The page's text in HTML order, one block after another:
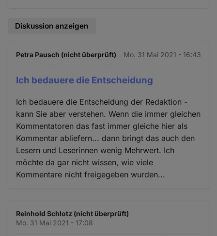
Diskussion anzeigen
Petra Pausch (nicht überprüft) Mo. 31 Mai 2021 - 16:43
Ich bedauere die Entscheidung
Ich bedauere die Entscheidung der Redaktion -
kann Sie aber verstehen. Wenn die immer gleichen
Kommentatoren das fast immer gleiche hier als
Kommentar abliefern... dann bringt das auch den
Lesern und Leserinnen wenig Mehrwert. Ich
möchte da gar nicht wissen, wie viele
Kommentare nicht freigegeben wurden...
Reinhold Schlotz (nicht überprüft)
Mo. 31 Mai 2021 - 17:08